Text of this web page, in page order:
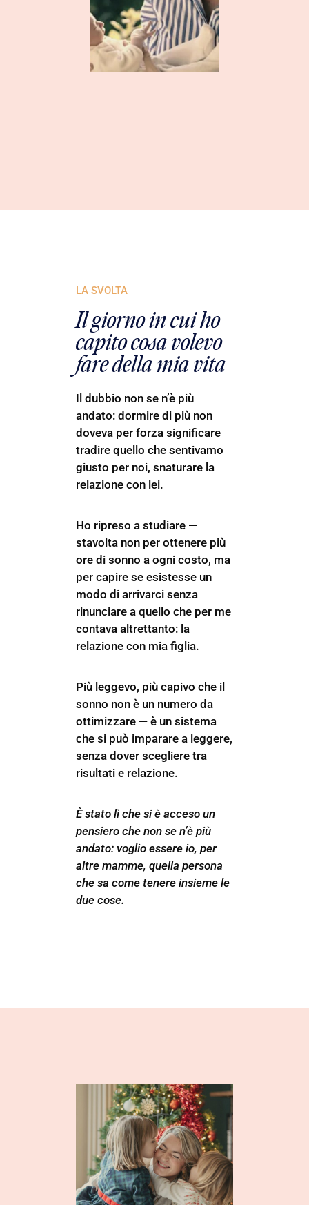
LA SVOLTA
Il giorno in cui ho
capito cosa volevo
fare della mia vita
Il dubbio non se n’è più
andato: dormire di più non
doveva per forza significare
tradire quello che sentivamo
giusto per noi, snaturare la
relazione con lei.
Ho ripreso a studiare —
stavolta non per ottenere più
ore di sonno a ogni costo, ma
per capire se esistesse un
modo di arrivarci senza
rinunciare a quello che per me
contava altrettanto: la
relazione con mia figlia.
Più leggevo, più capivo che il
sonno non è un numero da
ottimizzare — è un sistema
che si può imparare a leggere,
senza dover scegliere tra
risultati e relazione.
È stato lì che si è acceso un
pensiero che non se n’è più
andato: voglio essere io, per
altre mamme, quella persona
che sa come tenere insieme le
due cose.